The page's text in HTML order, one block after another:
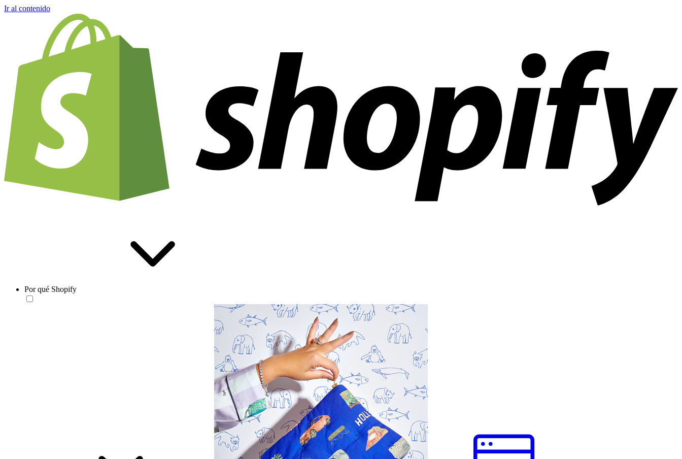
Ir al contenido
Por qué Shopify